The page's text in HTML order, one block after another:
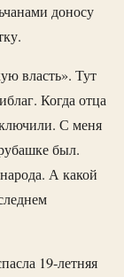
доносу
власть». Тут
Когда отца
С меня
был.
А какой
19-летняя